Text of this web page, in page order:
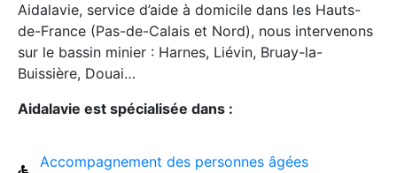
Aidalavie, service d’aide à domicile dans les Hauts-
de-France (Pas-de-Calais et Nord), nous intervenons
sur le bassin minier : Harnes, Liévin, Bruay-la-
Buissière, Douai…
Aidalavie est spécialisée dans :
Accompagnement des personnes âgées